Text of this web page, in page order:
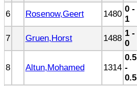
6 Rosenow,Geert 1480
0 -
1
7 Gruen,Horst 1488
1 -
0
8 Altun,Mohamed 1314
0.5
-
0.5